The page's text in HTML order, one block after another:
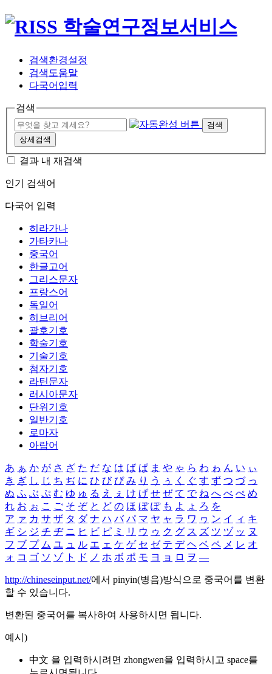
검색환경설정
검색도움말
다국어입력
검색
검색
상세검색
결과 내 재검색
인기 검색어
다국어 입력
히라가나
가타카나
중국어
한글고어
그리스문자
프랑스어
독일어
히브리어
괄호기호
학술기호
기술기호
첨자기호
라틴문자
러시아문자
단위기호
일반기호
로마자
아랍어
あ ぁ か が さ ざ た だ な は ば ぱ ま や ゃ ら わ ゎ ん い ぃ
き ぎ し じ ち ぢ に ひ び ぴ み り う ぅ く ぐ す ず つ づ っ
ぬ ふ ぶ ぷ む ゆ ゅ る え ぇ け げ せ ぜ て で ね へ べ ぺ め
れ お ぉ こ ご そ ぞ と ど の ほ ぼ ぽ も よ ょ ろ を
ア ァ カ サ ザ タ ダ ナ ハ バ パ マ ヤ ャ ラ ワ ヮ ン イ ィ キ
ギ シ ジ チ ヂ ニ ヒ ビ ピ ミ リ ウ ゥ ク グ ス ズ ツ ヅ ッ ヌ
フ ブ プ ム ユ ュ ル エ ェ ケ ゲ セ ゼ テ デ ヘ ベ ペ メ レ オ
ォ コ ゴ ソ ゾ ト ド ノ ホ ボ ポ モ ヨ ョ ロ ヲ ―
http://chineseinput.net/에서 pinyin(병음)방식으로 중국어를 변환
할 수 있습니다.
변환된 중국어를 복사하여 사용하시면 됩니다.
예시)
中文 을 입력하시려면 zhongwen을 입력하시고 space를